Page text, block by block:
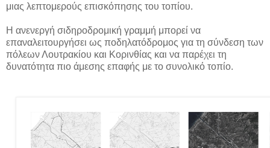
μιας λεπτομερούς επισκόπησης του τοπίου.
Η ανενεργή σιδηροδρομική γραμμή μπορεί να
επαναλειτουργήσει ως ποδηλατόδρομος για τη σύνδεση των
πόλεων Λουτρακίου και Κορινθίας και να παρέχει τη
δυνατότητα πιο άμεσης επαφής με το συνολικό τοπίο.